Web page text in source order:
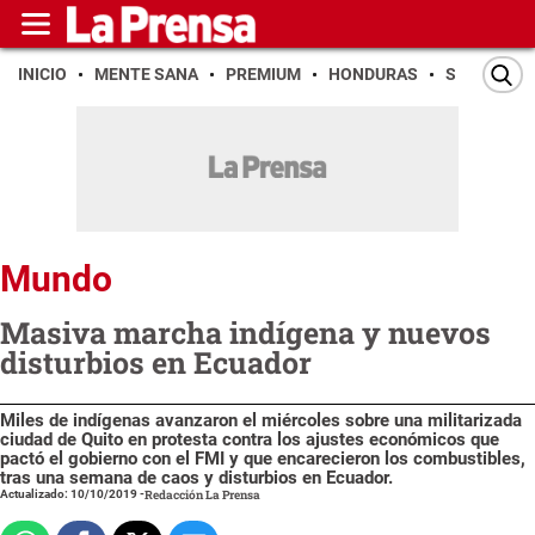
INICIO MENTE SANA PREMIUM HONDURAS SAN PEDRO
Mundo
Masiva marcha indígena y nuevos
disturbios en Ecuador
Miles de indígenas avanzaron el miércoles sobre una militarizada
ciudad de Quito en protesta contra los ajustes económicos que
pactó el gobierno con el FMI y que encarecieron los combustibles,
tras una semana de caos y disturbios en Ecuador.
Actualizado: 10/10/2019-Redacción La Prensa